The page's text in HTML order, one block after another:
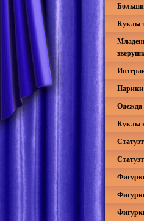
Куклы
Одежда
Куклы